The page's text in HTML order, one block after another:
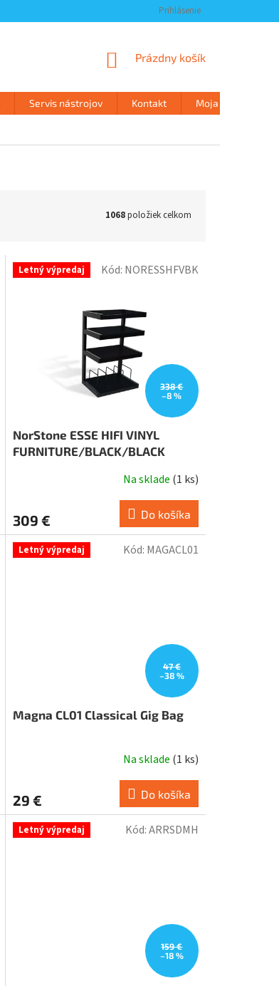
Prihlásenie
NÁKUPNÝ
Prázdny košík
Servis nástrojov Kontakt Moja objednávka
1068položiek celkom
Letný výpredaj
338 €
–8 %
NorStone ESSE HIFI VINYL
FURNITURE/BLACK/BLACK
Na sklade (1 ks)
309 € Do košíka
Kód: NORESSHFVBK
Letný výpredaj
47 €
–38 %
Magna CL01 Classical Gig Bag
Na sklade (1 ks)
29 € Do košíka
Kód: MAGACL01
Letný výpredaj
159 €
–18 %
Kód:ARRSDMH